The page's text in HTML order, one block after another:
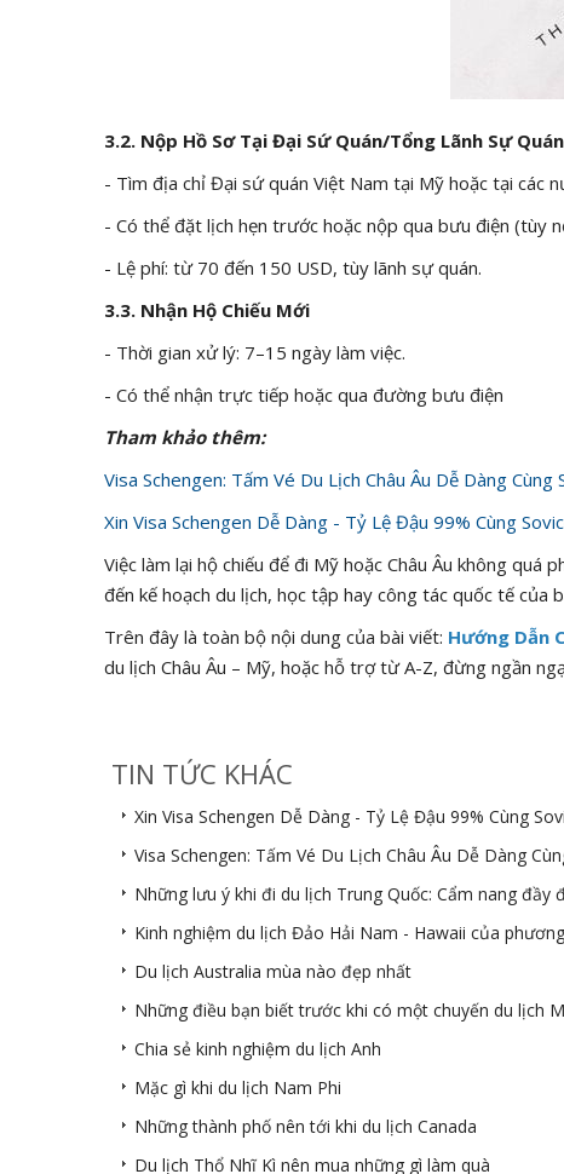
3.2. Nộp Hồ Sơ Tại Đại Sứ Quán/Tổng Lãnh Sự
- Tìm địa chỉ Đại sứ quán Việt Nam tại Mỹ hoặc tại các
- Có thể đặt lịch hẹn trước hoặc nộp qua bưu điện (tùy
- Lệ phí: từ 70 đến 150 USD, tùy lãnh sự quán.
3.3. Nhận Hộ Chiếu Mới
- Thời gian xử lý: 7–15 ngày làm việc.
- Có thể nhận trực tiếp hoặc qua đường bưu điện
Tham khảo thêm:
Visa Schengen: Tấm Vé Du Lịch Châu Âu Dễ Dàng Cùng
Xin Visa Schengen Dễ Dàng - Tỷ Lệ Đậu 99% Cùng
Việc làm lại hộ chiếu để đi Mỹ hoặc Châu Âu không
đến kế hoạch du lịch, học tập hay công tác quốc tế của
Trên đây là toàn bộ nội dung của bài viết: Hướng Dẫn
du lịch Châu Âu – Mỹ, hoặc hỗ trợ từ A-Z, đừng ngần
TIN TỨC KHÁC
Xin Visa Schengen Dễ Dàng - Tỷ Lệ Đậu 99% Cùng
Visa Schengen: Tấm Vé Du Lịch Châu Âu Dễ Dàng
Những lưu ý khi đi du lịch Trung Quốc: Cẩm nang đầy
Kinh nghiệm du lịch Đảo Hải Nam - Hawaii của
Du lịch Australia mùa nào đẹp nhất
Những điều bạn biết trước khi có một chuyến du lịch
Chia sẻ kinh nghiệm du lịch Anh
Mặc gì khi du lịch Nam Phi
Những thành phố nên tới khi du lịch Canada
Du lịch Thổ Nhĩ Kì nên mua những gì làm quà